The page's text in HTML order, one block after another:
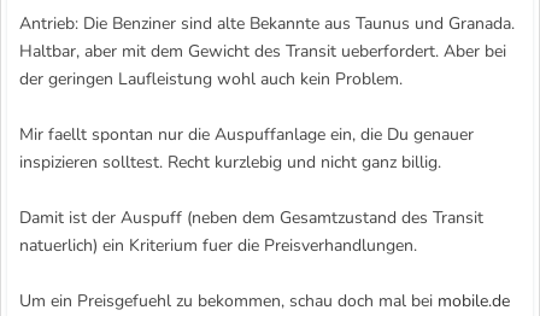
Antrieb: Die Benziner sind alte Bekannte aus Taunus und Granada.
Haltbar, aber mit dem Gewicht des Transit ueberfordert. Aber bei
der geringen Laufleistung wohl auch kein Problem.
Mir faellt spontan nur die Auspuffanlage ein, die Du genauer
inspizieren solltest. Recht kurzlebig und nicht ganz billig.
Damit ist der Auspuff (neben dem Gesamtzustand des Transit
natuerlich) ein Kriterium fuer die Preisverhandlungen.
Um ein Preisgefuehl zu bekommen, schau doch mal bei mobile.de